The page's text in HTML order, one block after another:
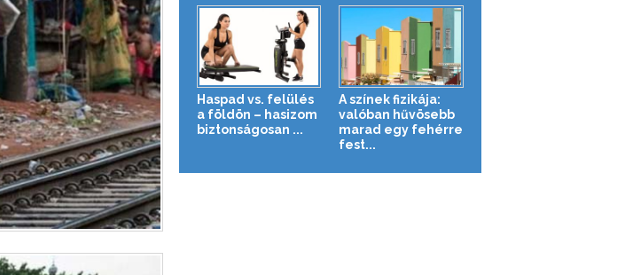
Haspad vs. felülés
a földön – hasizom
biztonságosan ...
A színek fizikája:
valóban hűvösebb
marad egy fehérre
fest...